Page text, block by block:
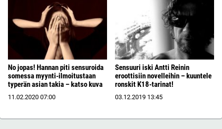
No jopas! Hannan piti sensuroida
somessa myynti-ilmoitustaan
typerän asian takia – katso kuva
11.02.2020 07:00
Sensuuri iski Antti Reinin
eroottisiin novelleihin – kuuntele
ronskit K18-tarinat!
03.12.2019 13:45